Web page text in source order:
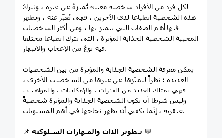
لكل فردٍ من الأفراد شخصية معينة تُميزهُ عن غيره ، وتتركُ
هذه الشخصية انطباعاً لدى الآخرين ، فهي تُعبّر عنه ، وتظهر
فيها أهم الصفات التي يتميز بها ، ومن أكثر الشخصيات
المحببة الشخصية الجذابة المؤثرة ، التي تترك انطباعاً مختلفاً
فيه نوعٌ من الإعجاب والانبهار.
يمكن معرفة الشخصية الجذابة والمؤثرة من بين الشخصيات
العديدة ؛ نظراً لتميّزها عن غيرها من الشخصيات الأخرى ،
فهي تمتلك العديد من القدرات ، والإمكانيات ، والمواهب ،
وليس شرطاً أن تكون الشخصية الجذابة والمؤثرة شخصيةً
عبقريةً ، إنّما يكفي أن يظهر نجاحها في أهم المستويات.
📌 💬